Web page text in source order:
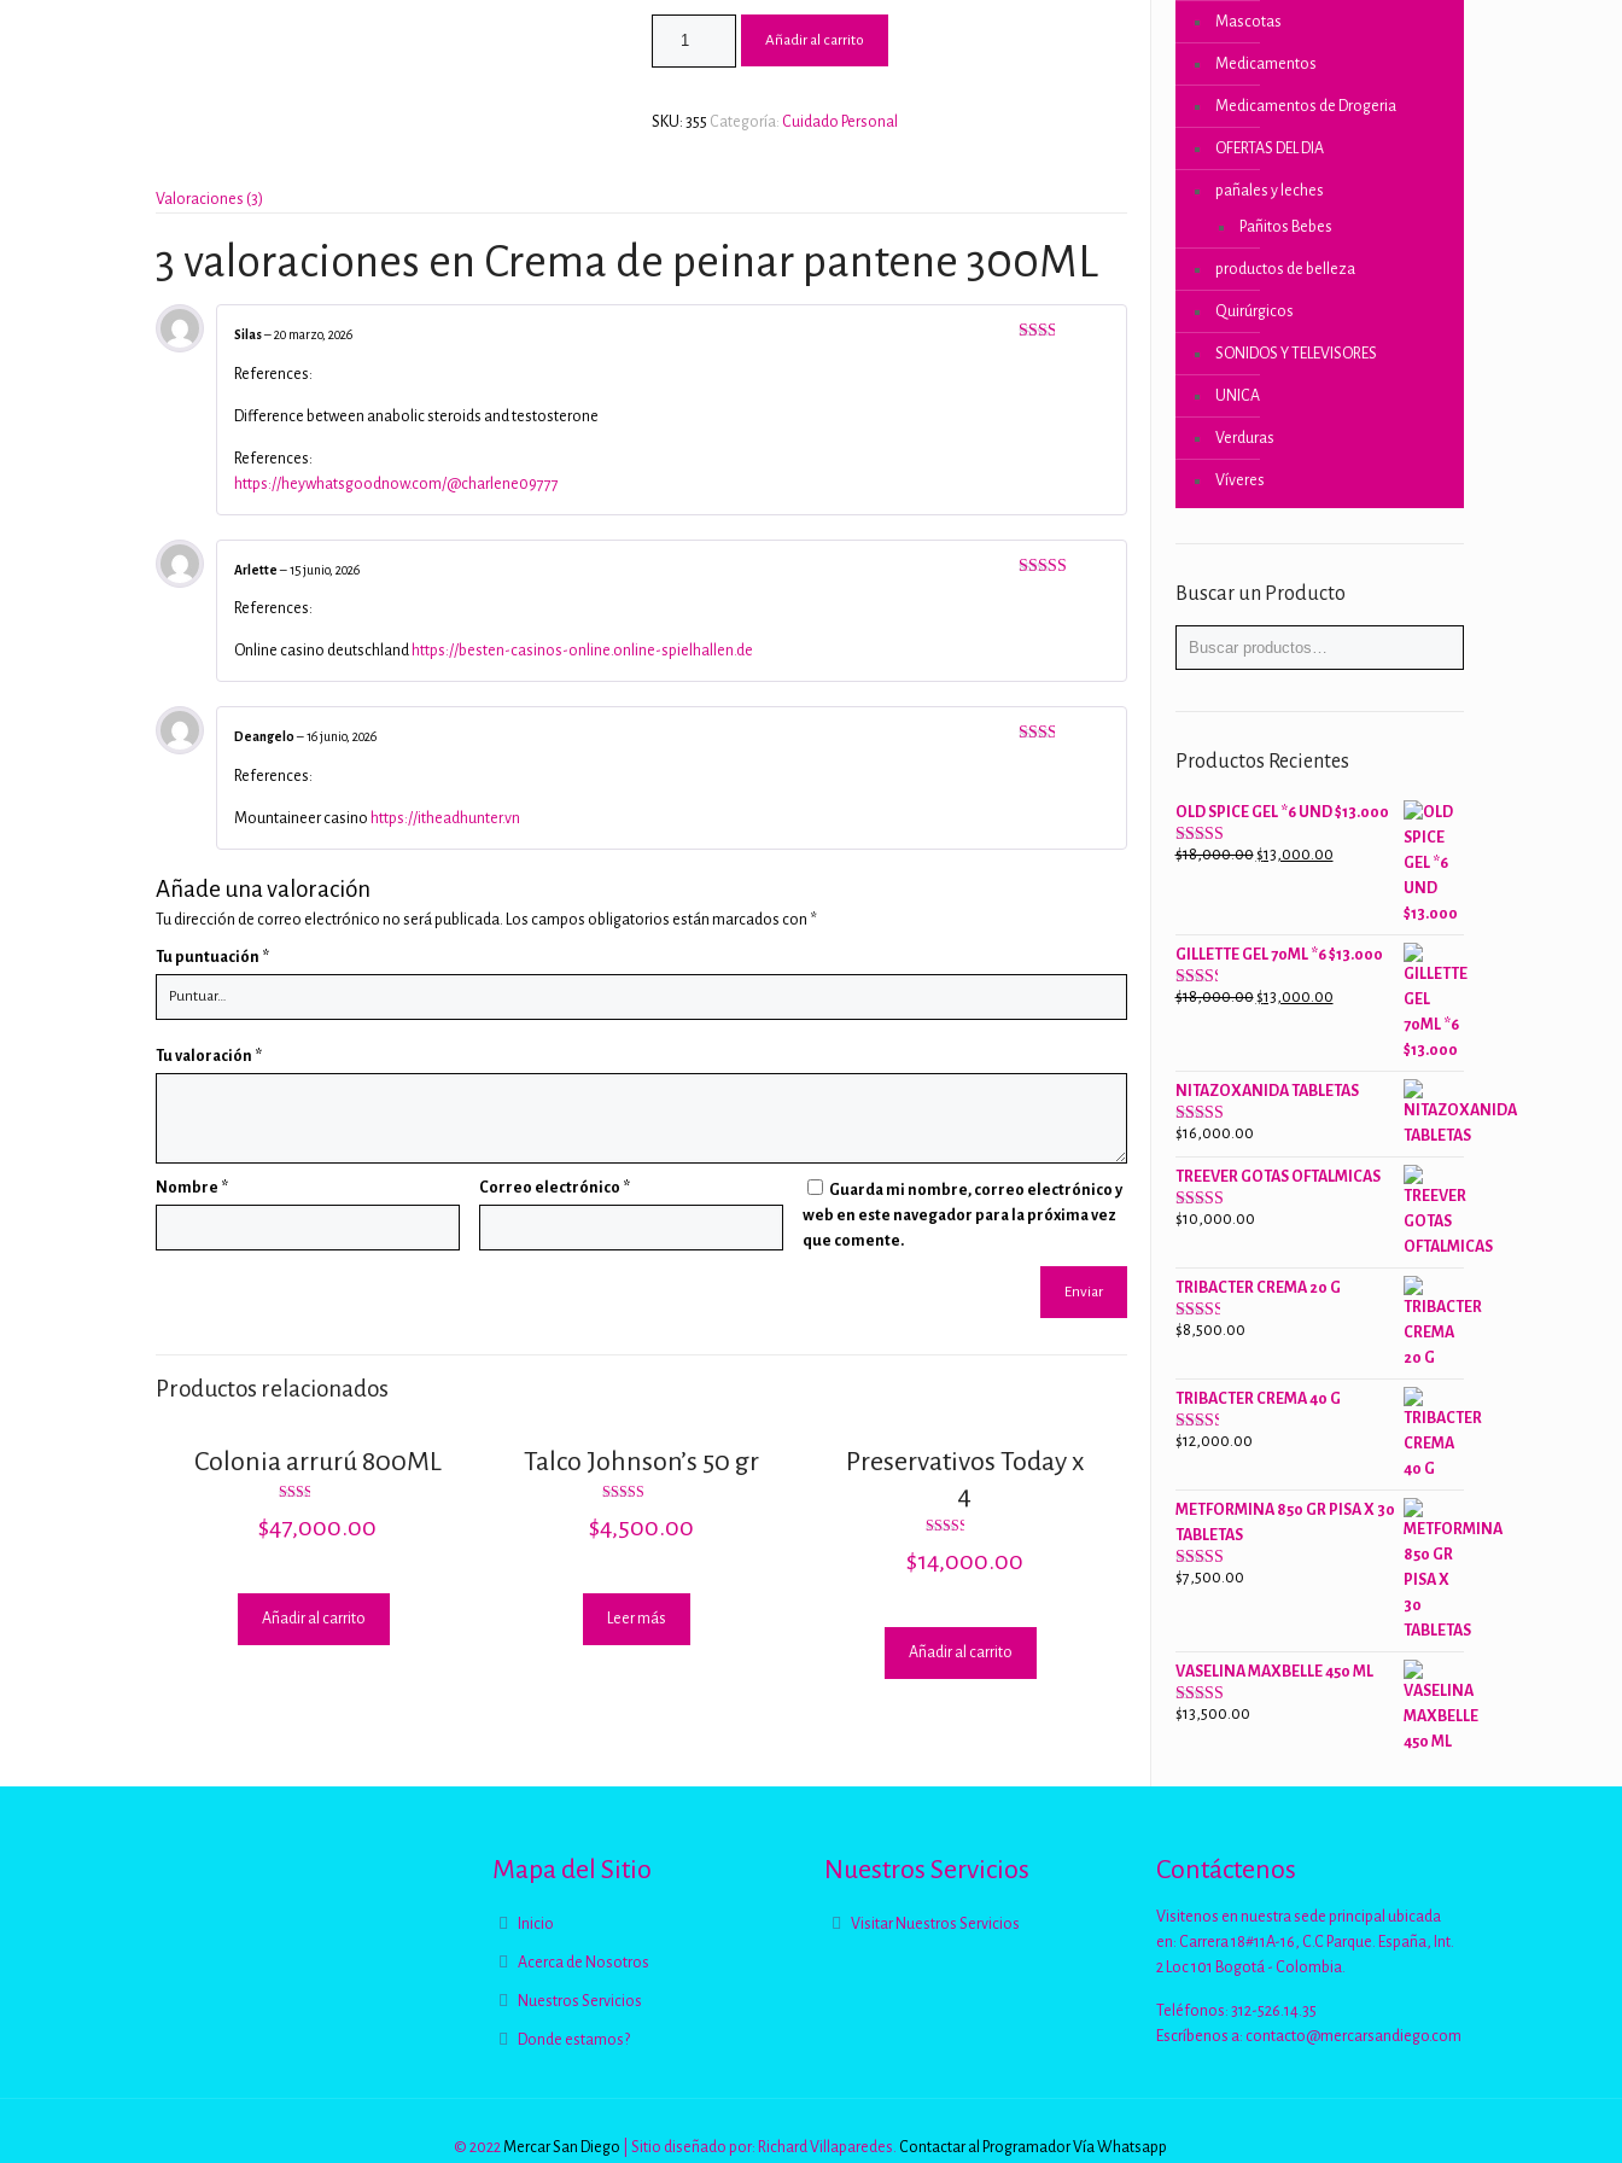
Añadir al carrito
SKU: 355 Categoría: Cuidado Personal
Valoraciones (3)
3 valoraciones en Crema de peinar pantene 300ML
Silas– 20 marzo, 2026
References:
Difference between anabolic steroids and testosterone
References:
https://heywhatsgoodnow.com/@charlene09777
Arlette– 15 junio, 2026
References:
Online casino deutschland https://besten-casinos-online.online-spielhallen.de
Deangelo– 16 junio, 2026
References:
Mountaineer casino https://itheadhunter.vn
Añade una valoración
Tu dirección de correo electrónico no será publicada. Los campos obligatorios están marcados con *
Tu puntuación *
Tu valoración *
Nombre * Correo electrónico *
Guarda mi nombre, correo electrónico y
web en este navegador para la próxima vez
que comente.
Productos relacionados
Colonia arrurú 800ML
con
2.00
$47,000.00
Añadir al carrito
Talco Johnson’s 50 gr
5.00
$4,500.00
Leer más
Preservativos Today x
4
con
2.50
$14,000.00
Añadir al carrito
Mascotas
Medicamentos
Medicamentos de Drogeria
OFERTAS DEL DIA
pañales y leches
Pañitos Bebes
productos de belleza
Quirúrgicos
SONIDOS Y TELEVISORES
UNICA
Verduras
Víveres
Buscar un Producto
Productos Recientes
OLD SPICE GEL *6 UND $13.000
Valorado
$18,000.00 El
$18,000.00.
$13,000.00El
$13,000.00.
GILLETTE GEL 70ML *6 $13.000
Valorado
$18,000.00 El
$18,000.00.
$13,000.00El
$13,000.00.
NITAZOXANIDA TABLETAS
Valorado
2.61
de 5
$16,000.00
TREEVER GOTAS OFTALMICAS
Valorado
$10,000.00
TRIBACTER CREMA 20 G
Valorado
$8,500.00
TRIBACTER CREMA 40 G
Valorado
$12,000.00
METFORMINA 850 GR PISA X 30
TABLETAS
Valorado
$7,500.00
VASELINA MAXBELLE 450 ML
Valorado
$13,500.00
Mapa del Sitio
Inicio
Acerca de Nosotros
Nuestros Servicios
Donde estamos?
Nuestros Servicios
Visitar Nuestros Servicios
Contáctenos
Visitenos en nuestra sede principal ubicada
en: Carrera 18#11A-16, C.C Parque. España, Int.
2 Loc 101 Bogotá - Colombia.
Teléfonos: 312-526.14.35
Escríbenos a: contacto@mercarsandiego.com
© 2022Mercar San Diego | Sitio diseñado por: Richard Villaparedes. Contactar al Programador Vía Whatsapp